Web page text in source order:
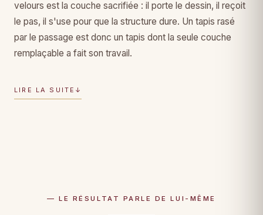
velours est la couche sacrifiée : il porte le dessin, il reçoit
le pas, il s'use pour que la structure dure. Un tapis rasé
par le passage est donc un tapis dont la seule couche
remplaçable a fait son travail.
LIRE LA SUITE ↓
— LE RÉSULTAT PARLE DE LUI-MÊME